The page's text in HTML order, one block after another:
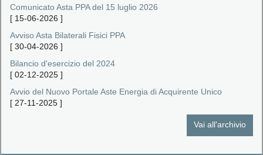
Comunicato Asta PPA del 15 luglio 2026
[ 15-06-2026 ]
Avviso Asta Bilaterali Fisici PPA
[ 30-04-2026 ]
Bilancio d'esercizio del 2024
[ 02-12-2025 ]
Avvio del Nuovo Portale Aste Energia di Acquirente Unico
[ 27-11-2025 ]
Vai all'archivio